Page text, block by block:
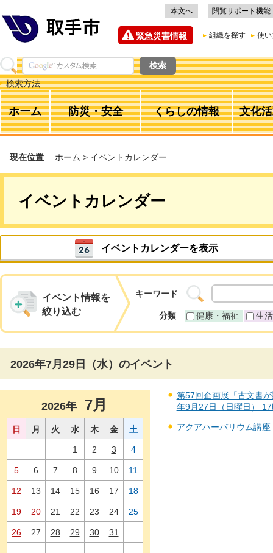
本文へ 閲覧サポート機能
緊急災害情報 組織を探す 使
検索方法
ホーム 防災・安全 くらしの情報 文化
現在位置 ホーム > イベントカレンダー
イベントカレンダー
イベントカレンダーを表示
イベント情報を
絞り込む
キーワード
分類 健康・福祉 生活
2026年7月29日（水）のイベント
2026年 7月
日 月 火 水 木 金 土
1 2 3 4
5 6 7 8 9 10 11
12 13 14 15 16 17 18
19 20 21 22 23 24 25
26 27 28 29 30 31
第57回企画展「古文書
年9月27日（日曜日）
アクアハーバリウム講